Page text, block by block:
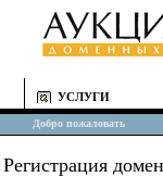
УСЛУГИ
Добро пожаловать
Регистрация